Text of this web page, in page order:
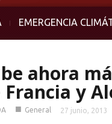
EMERGENCIA
ahora
y
■ General 27 junio, 2013